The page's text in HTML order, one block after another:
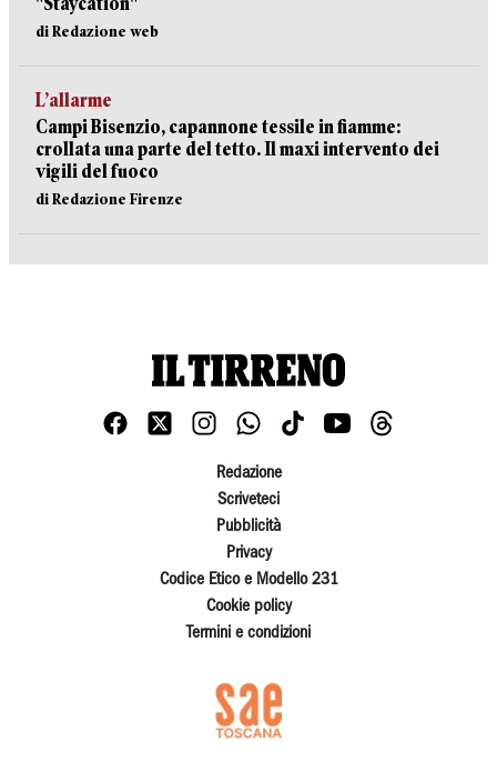
di Redazione web
L’allarme
Campi Bisenzio, capannone tessile in fiamme:
crollata una parte del tetto. Il maxi intervento dei
vigili del fuoco
di Redazione Firenze
Redazione
Scriveteci
Pubblicità
Privacy
Codice Etico e Modello 231
Cookie policy
Termini e condizioni